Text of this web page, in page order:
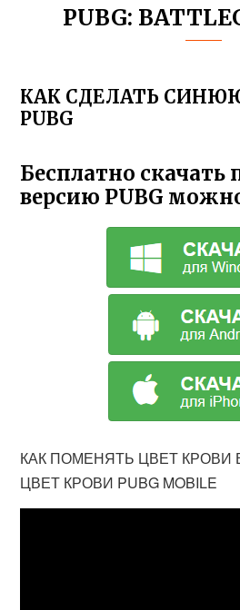
PUBG:
КАК СДЕЛАТЬ
PUBG
Бесплатно
версию PUBG
КАК ПОМЕНЯТЬ ЦВЕТ КРОВИ
ЦВЕТ КРОВИ PUBG MOBILE